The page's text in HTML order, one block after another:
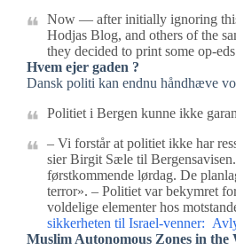
Now — after initially ignoring
Hodjas Blog, and others of the
they decided to print some op-
Hvem ejer gaden ?
Dansk politi kan endnu håndhæve
Politiet i Bergen kunne ikke
– Vi forstår at politiet ikke har
sier Birgit Sæle til
førstkommende lørdag. De
terror». – Politiet var bekymret
voldelige elementer hos
sikkerheten til Israel-venner:
Muslim Autonomous Zones in the